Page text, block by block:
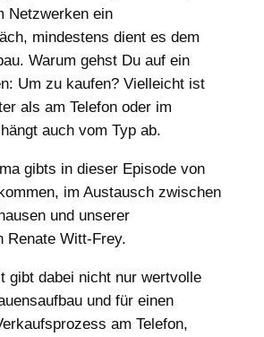
Netzwerken ein
mindestens dient es dem
Warum gehst Du auf ein
Um zu kaufen? Vielleicht ist
als am Telefon oder im
auch vom Typ ab.
gibts in dieser Episode von
im Austausch zwischen
und unserer
Renate Witt-Frey.
gibt dabei nicht nur wertvolle
und für einen
am Telefon,